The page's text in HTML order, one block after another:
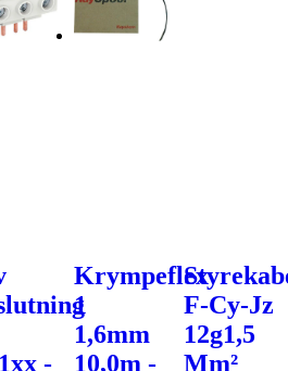
-
Krympeflex
1
1,6mm
10,0m -
F-Cy-Jz
12g1,5
Mm²